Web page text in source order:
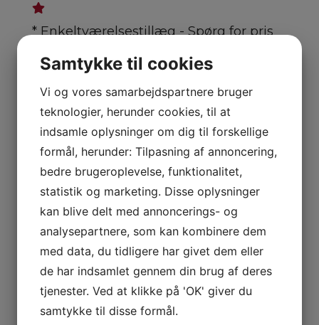
* Enkeltværelsestillæg - Spørg for pris
Kontakt os for mulighederne
Navn*
Telefon
E-mail*
Hvor mange skal rejse*
Samtykke til cookies
Vi og vores samarbejdspartnere bruger
teknologier, herunder cookies, til at
indsamle oplysninger om dig til forskellige
formål, herunder: Tilpasning af annoncering,
bedre brugeroplevelse, funktionalitet,
statistik og marketing. Disse oplysninger
kan blive delt med annoncerings- og
analysepartnere, som kan kombinere dem
med data, du tidligere har givet dem eller
de har indsamlet gennem din brug af deres
tjenester. Ved at klikke på 'OK' giver du
samtykke til disse formål.